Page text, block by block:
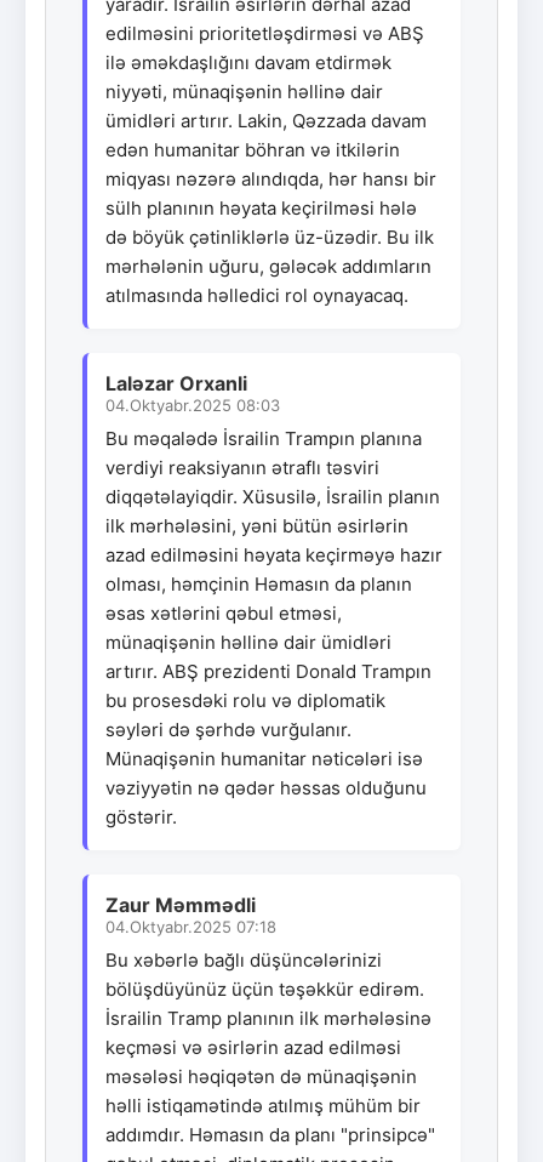
edilməsini prioritetləşdirməsi və ABŞ
ilə əməkdaşlığını davam etdirmək
niyyəti, münaqişənin həllinə dair
ümidləri artırır. Lakin, Qəzzada davam
edən humanitar böhran və itkilərin
miqyası nəzərə alındıqda, hər hansı bir
sülh planının həyata keçirilməsi hələ
də böyük çətinliklərlə üz-üzədir. Bu ilk
mərhələnin uğuru, gələcək addımların
atılmasında həlledici rol oynayacaq.
Laləzar Orxanli
04.Oktyabr.2025 08:03
Bu məqalədə İsrailin Trampın planına
verdiyi reaksiyanın ətraflı təsviri
diqqətəlayiqdir. Xüsusilə, İsrailin planın
ilk mərhələsini, yəni bütün əsirlərin
azad edilməsini həyata keçirməyə hazır
olması, həmçinin Həmasın da planın
əsas xətlərini qəbul etməsi,
münaqişənin həllinə dair ümidləri
artırır. ABŞ prezidenti Donald Trampın
bu prosesdəki rolu və diplomatik
səyləri də şərhdə vurğulanır.
Münaqişənin humanitar nəticələri isə
vəziyyətin nə qədər həssas olduğunu
göstərir.
Zaur Məmmədli
04.Oktyabr.2025 07:18
Bu xəbərlə bağlı düşüncələrinizi
bölüşdüyünüz üçün təşəkkür edirəm.
İsrailin Tramp planının ilk mərhələsinə
keçməsi və əsirlərin azad edilməsi
məsələsi həqiqətən də münaqişənin
həlli istiqamətində atılmış mühüm bir
addımdır. Həmasın da planı "prinsipcə"